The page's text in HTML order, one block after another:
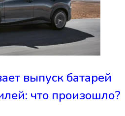
выпуск батарей
что произошло?